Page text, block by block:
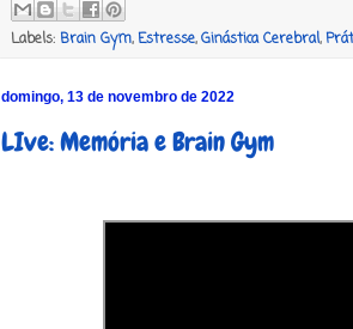
Labels: Brain Gym,Estresse,Ginástica Cerebral,
domingo, 13 de novembro de 2022
LIve: Memória e Brain Gym